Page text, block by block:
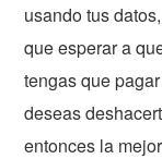
usando tus
que esperar a
tengas que
deseas
entonces la